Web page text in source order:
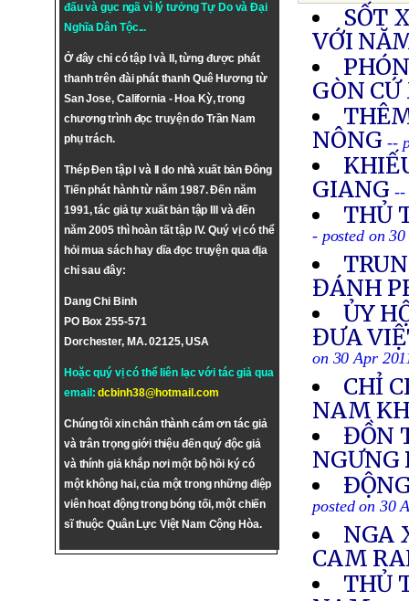
đấu và gục ngã vì lý tưởngTự DovàĐại
Nghĩa Dân Tộc...
Ở đây chỉ có tập I và II, từng được phát
thanh trên đài phát thanh Quê Hương từ
San Jose, California - Hoa Kỳ, trong
chương trình đọc truyện do Trần Nam
phụ trách.
Thép Đen tập I và II do nhà xuất bản Đông
Tiến phát hành từ năm 1987. Đến năm
1991, tác giả tự xuất bản tập III và đến
năm 2005 thì hoàn tất tập IV. Quý vị có thể
hỏi mua sách hay dĩa đọc truyện qua địa
chỉ sau đây:
Dang Chi Binh
PO Box 255-571
Dorchester, MA. 02125, USA
Hoặc quý vị có thể liên lạc với tác giả qua
email:dcbinh38@hotmail.com
Chúng tôi xin chân thành cám ơn tác giả
và trân trọng giới thiệu đến quý độc giả
và thính giả khắp nơi một bộ hồi ký có
một không hai, của một trong những điệp
viên hoạt động trong bóng tối, một chiến
sĩ thuộc Quân Lực Việt Nam Cộng Hòa.
SỐT
VỚI
GÒN
NÔNG --
GIANG --
THỦ
- posted on
ĐÁNH
ỦY
ĐƯA
on 30 Apr
CHỈ
NAM
ĐỒN
posted on 30
NGA
CAM
THỦ